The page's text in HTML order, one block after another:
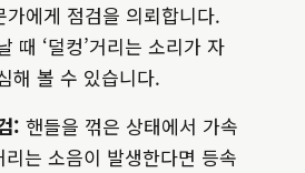
에게 점검을 의뢰합니다.
때 ‘덜컹’거리는 소리가 자
해 볼 수 있습니다.
: 핸들을 꺾은 상태에서 가속
리는 소음이 발생한다면 등속